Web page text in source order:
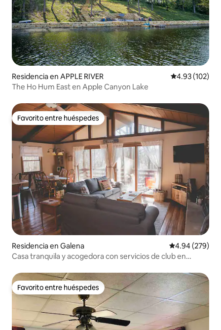
Residencia en APPLE RIVER Calificación
4.93 (102)
The Ho Hum East en Apple Canyon Lake
Favorito entre huéspedes
Favorito entre huéspedes
Residencia en Galena Calificación
4.94 (279)
Casa tranquila y acogedora con servicios de club en
Favorito entre huéspedes
Favorito entre huéspedes